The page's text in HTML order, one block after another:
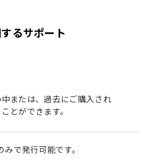
るサポート
または、過去にご購入され
とができます。
で発行可能です。